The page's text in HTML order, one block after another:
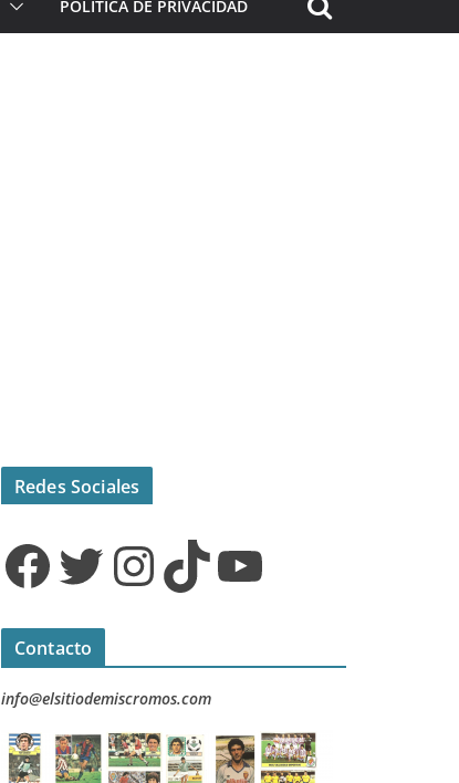
POLÍTICA DE PRIVACIDAD
Redes Sociales
Facebook Twitter InstagramTikTok YouTube
Contacto
info@elsitiodemiscromos.com